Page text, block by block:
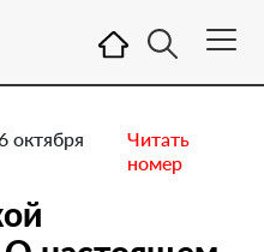
октября
Читать
номер